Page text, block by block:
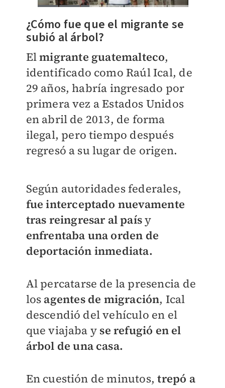
¿Cómo fue que el migrante se
subió al árbol?
Elmigrante guatemalteco,
identificado como Raúl Ical, de
29 años, habría ingresado por
primera vez a Estados Unidos
en abril de 2013, de forma
ilegal, pero tiempo después
regresó a su lugar de origen.
Según autoridades federales,
fue interceptado nuevamente
tras reingresar al paísy
enfrentaba una orden de
deportación inmediata.
Al percatarse de la presencia de
los agentes de migración, Ical
descendió del vehículo en el
que viajaba y se refugió en el
árbol de una casa.
En cuestión de minutos,trepó a